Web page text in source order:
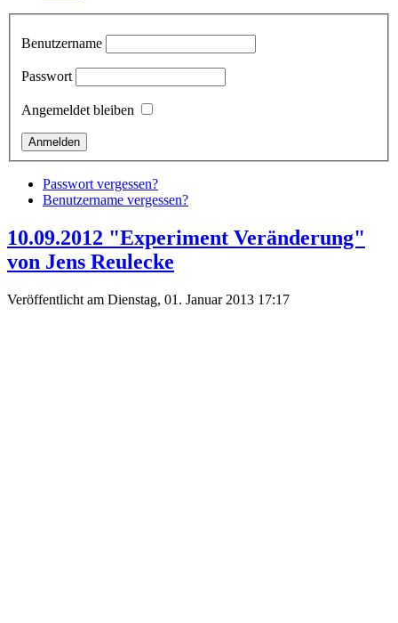
Benutzername
Passwort
Angemeldet bleiben
Passwort vergessen?
Benutzername vergessen?
10.09.2012 "Experiment Veränderung"
von Jens Reulecke
Veröffentlicht am Dienstag, 01. Januar 2013 17:17